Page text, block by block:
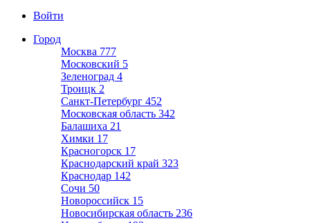
Войти
Город
Москва 777
Московский 5
Зеленоград 4
Троицк 2
Санкт-Петербург 452
Московская область 342
Балашиха 21
Химки 17
Красногорск 17
Краснодарский край 323
Краснодар 142
Сочи 50
Новороссийск 15
Новосибирская область 236